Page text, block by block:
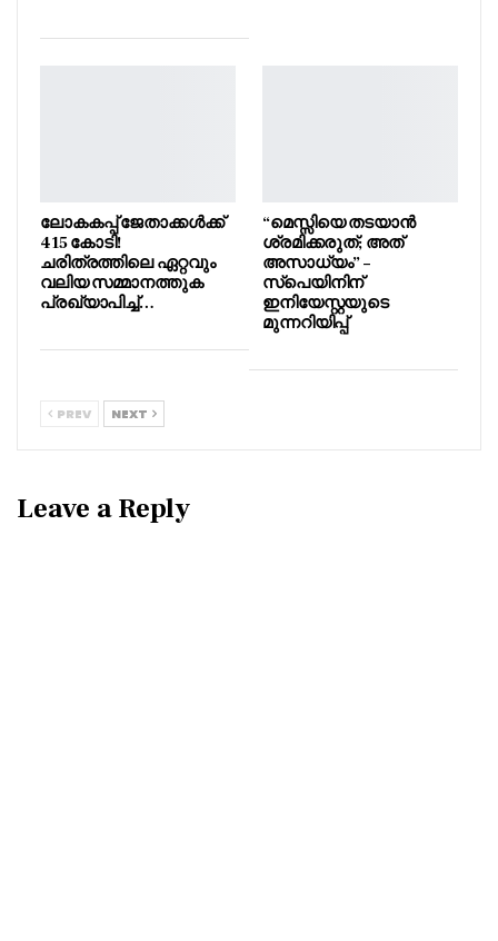
ലോകകപ്പ് ജേതാക്കൾക്ക്
415 കോടി!
ചരിത്രത്തിലെ ഏറ്റവും
വലിയ സമ്മാനത്തുക
പ്രഖ്യാപിച്ച്…
“മെസ്സിയെ തടയാൻ
ശ്രമിക്കരുത്; അത്
അസാധ്യം” –
സ്പെയിനിന്
ഇനിയേസ്റ്റയുടെ
മുന്നറിയിപ്പ്
PREV NEXT
Leave a Reply